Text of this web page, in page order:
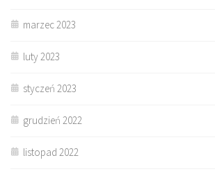
marzec 2023
luty 2023
styczeń 2023
grudzień 2022
listopad 2022